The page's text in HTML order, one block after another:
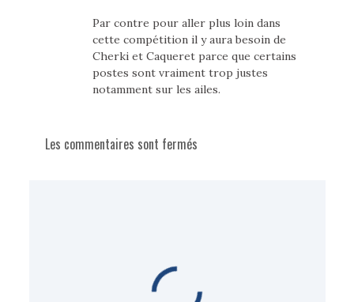
Par contre pour aller plus loin dans
cette compétition il y aura besoin de
Cherki et Caqueret parce que certains
postes sont vraiment trop justes
notamment sur les ailes.
Les commentaires sont fermés